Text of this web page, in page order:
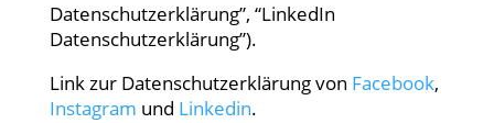
Datenschutzerklärung”, “LinkedIn
Datenschutzerklärung”).
Link zur Datenschutzerklärung von Facebook,
Instagram und Linkedin.